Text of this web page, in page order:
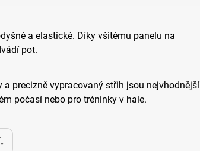
a elastické. Díky všitému panelu na
pot.
a precizně vypracovaný střih jsou nejvhodnější
počasí nebo pro tréninky v hale.